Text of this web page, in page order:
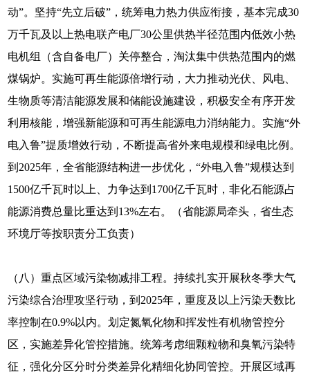
动”。坚持“先立后破”，统筹电力热力供应衔接，基本完成30
万千瓦及以上热电联产电厂30公里供热半径范围内低效小热
电机组（含自备电厂）关停整合，淘汰集中供热范围内的燃
煤锅炉。实施可再生能源倍增行动，大力推动光伏、风电、
生物质等清洁能源发展和储能设施建设，积极安全有序开发
利用核能，增强新能源和可再生能源电力消纳能力。实施“外
电入鲁”提质增效行动，不断提高省外来电规模和绿电比例。
到2025年，全省能源结构进一步优化，“外电入鲁”规模达到
1500亿千瓦时以上、力争达到1700亿千瓦时，非化石能源占
能源消费总量比重达到13%左右。（省能源局牵头，省生态
环境厅等按职责分工负责）
（八）重点区域污染物减排工程。持续扎实开展秋冬季大气
污染综合治理攻坚行动，到2025年，重度及以上污染天数比
率控制在0.9%以内。划定氮氧化物和挥发性有机物管控分
区，实施差异化管控措施。统筹考虑细颗粒物和臭氧污染特
征，强化分区分时分类差异化精细化协同管控。开展区域再